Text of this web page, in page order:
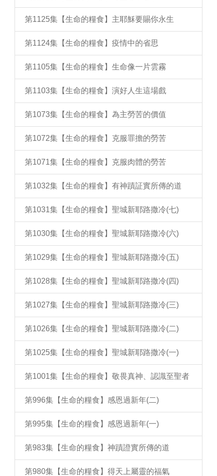
第1125集【生命的糧食】主耶穌要賜你永生
第1124集【生命的糧食】疫情中的省思
第1105集【生命的糧食】生命像一片雲霧
第1103集【生命的糧食】演好人生這場戲
第1073集【生命的糧食】為主勞苦的價值
第1072集【生命的糧食】克服罪擔的勞苦
第1071集【生命的糧食】克服肉體的勞苦
第1032集【生命的糧食】有神蹟証實所傳的道
第1031集【生命的糧食】聖城新耶路撒冷(七)
第1030集【生命的糧食】聖城新耶路撒冷(六)
第1029集【生命的糧食】聖城新耶路撒冷(五)
第1028集【生命的糧食】聖城新耶路撒冷(四)
第1027集【生命的糧食】聖城新耶路撒冷(三)
第1026集【生命的糧食】聖城新耶路撒冷(二)
第1025集【生命的糧食】聖城新耶路撒冷(一)
第1001集【生命的糧食】敬畏真神、認識至聖者
第996集【生命的糧食】感恩過新年(二)
第995集【生命的糧食】感恩過新年(一)
第983集【生命的糧食】神蹟證實所傳的道
第980集【生命的糧食】得天上屬靈的福氣